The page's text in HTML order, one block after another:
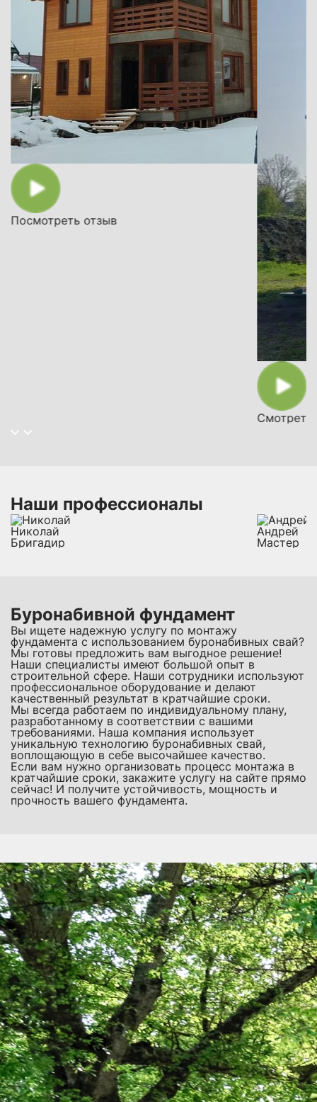
Посмотреть отзыв
Смотреть
Наши профессионалы
Николай
Бригадир
Андрей
Мастер
Буронабивной фундамент
Вы ищете надежную услугу по монтажу
фундамента с использованием буронабивных свай?
Мы готовы предложить вам выгодное решение!
Наши специалисты имеют большой опыт в
строительной сфере. Наши сотрудники используют
профессиональное оборудование и делают
качественный результат в кратчайшие сроки.
Мы всегда работаем по индивидуальному плану,
разработанному в соответствии с вашими
требованиями. Наша компания использует
уникальную технологию буронабивных свай,
воплощающую в себе высочайшее качество.
Если вам нужно организовать процесс монтажа в
кратчайшие сроки, закажите услугу на сайте прямо
сейчас! И получите устойчивость, мощность и
прочность вашего фундамента.